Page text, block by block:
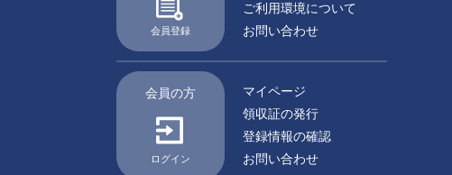
会員登録
ご利用環境について
お問い合わせ
会員の方
ログイン
マイページ
領収証の発行
登録情報の確認
お問い合わせ